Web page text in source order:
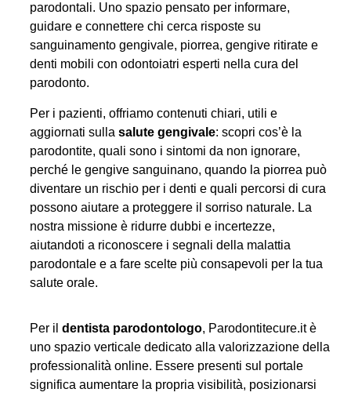
parodontali. Uno spazio pensato per informare,
guidare e connettere chi cerca risposte su
sanguinamento gengivale, piorrea, gengive ritirate e
denti mobili con odontoiatri esperti nella cura del
parodonto.
Per i pazienti, offriamo contenuti chiari, utili e
aggiornati sullasalute gengivale: scopri cos’è la
parodontite, quali sono i sintomi da non ignorare,
perché le gengive sanguinano, quando la piorrea può
diventare un rischio per i denti e quali percorsi di cura
possono aiutare a proteggere il sorriso naturale. La
nostra missione è ridurre dubbi e incertezze,
aiutandoti a riconoscere i segnali della malattia
parodontale e a fare scelte più consapevoli per la tua
salute orale.
Per ildentista parodontologo, Parodontitecure.it è
uno spazio verticale dedicato alla valorizzazione della
professionalità online. Essere presenti sul portale
significa aumentare la propria visibilità, posizionarsi